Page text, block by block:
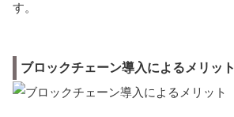
す。
ブロックチェーン導入によるメリット